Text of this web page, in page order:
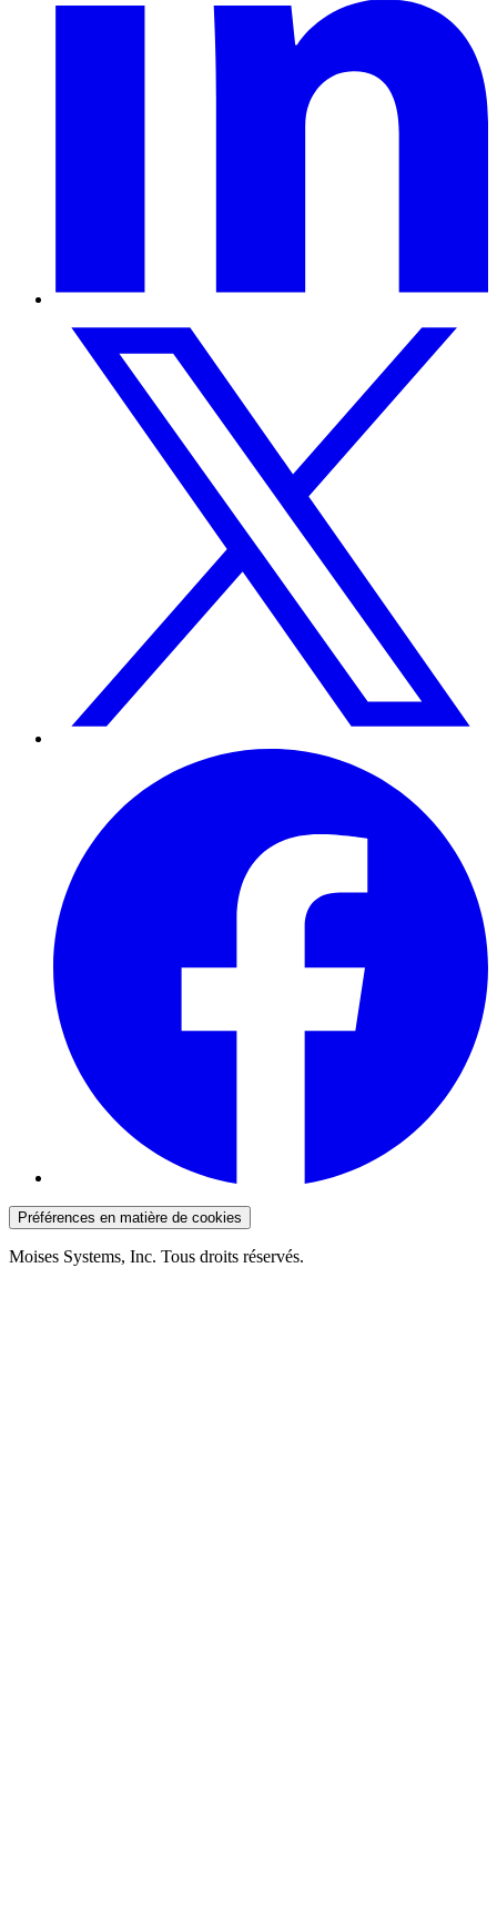
Préférences en matière de cookies
Moises Systems, Inc. Tous droits réservés.